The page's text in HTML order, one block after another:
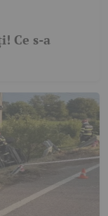
Ce s-a